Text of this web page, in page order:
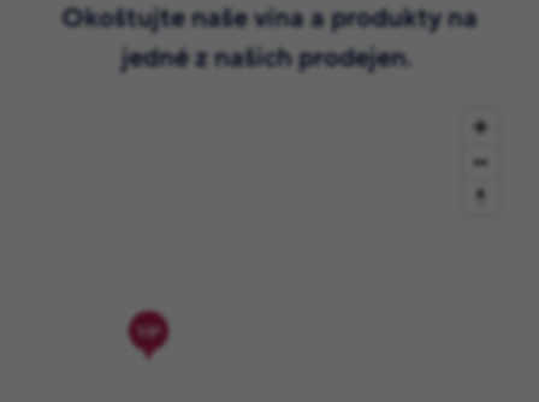
Okoštujte naše vína a produkty na
jedné z našich prodejen.